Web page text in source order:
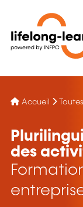
Accueil
des